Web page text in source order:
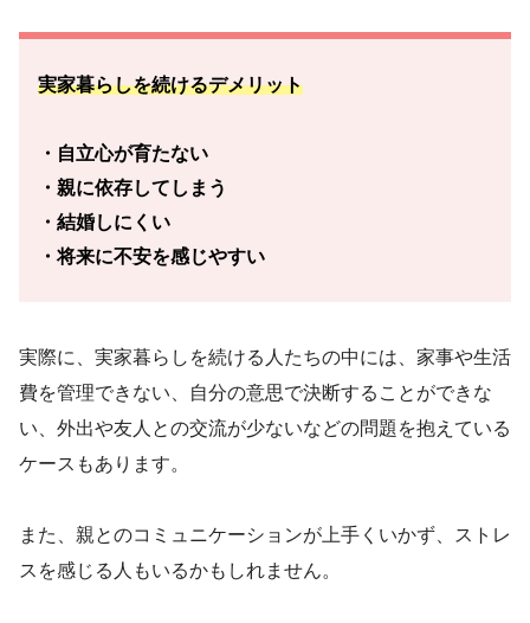
実家暮らしを続けるデメリット
・自立心が育たない
・親に依存してしまう
・結婚しにくい
・将来に不安を感じやすい
実際に、実家暮らしを続ける人たちの中には、家事や生活
費を管理できない、自分の意思で決断することができな
い、外出や友人との交流が少ないなどの問題を抱えている
ケースもあります。
また、親とのコミュニケーションが上手くいかず、ストレ
スを感じる人もいるかもしれません。